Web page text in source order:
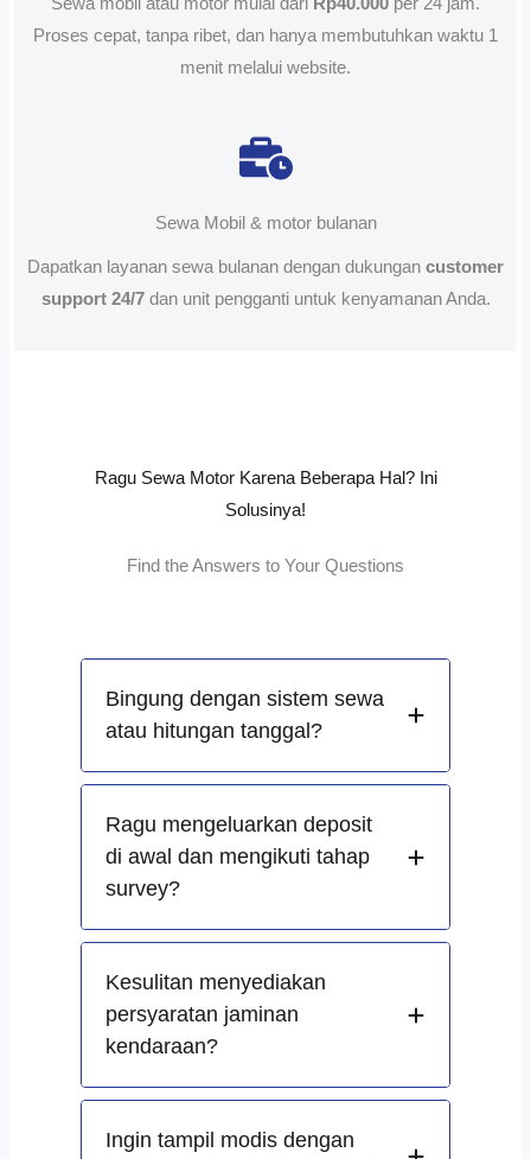
Sewa mobil atau motor mulai dari Rp40.000 per 24 jam.
Proses cepat, tanpa ribet, dan hanya membutuhkan waktu 1
menit melalui website.
Sewa Mobil & motor bulanan
Dapatkan layanan sewa bulanan dengan dukungan customer
support 24/7dan unit pengganti untuk kenyamanan Anda.
Ragu Sewa Motor Karena Beberapa Hal? Ini
Solusinya!
Find the Answers to Your Questions
Bingung dengan sistem sewa
atau hitungan tanggal?
Ragu mengeluarkan deposit
di awal dan mengikuti tahap
survey?
Kesulitan menyediakan
persyaratan jaminan
kendaraan?
Ingin tampil modis dengan